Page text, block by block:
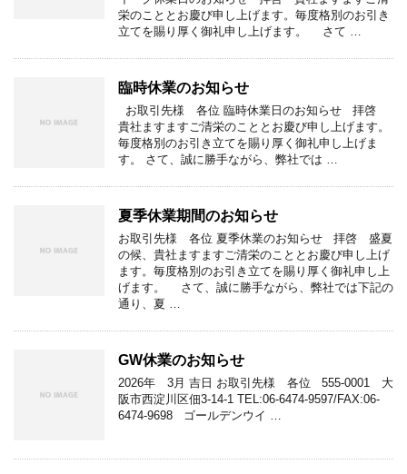
栄のこととお慶び申し上げます。毎度格別のお引き
立てを賜り厚く御礼申し上げます。 さて …
臨時休業のお知らせ
お取引先様 各位 臨時休業日のお知らせ 拝啓
貴社ますますご清栄のこととお慶び申し上げます。
毎度格別のお引き立てを賜り厚く御礼申し上げま
す。 さて、誠に勝手ながら、弊社では …
夏季休業期間のお知らせ
お取引先様 各位 夏季休業のお知らせ 拝啓 盛夏
の候、貴社ますますご清栄のこととお慶び申し上げ
ます。毎度格別のお引き立てを賜り厚く御礼申し上
げます。 さて、誠に勝手ながら、弊社では下記の
通り、夏 …
GW休業のお知らせ
2026年 3月 吉日 お取引先様 各位 555-0001 大
阪市西淀川区佃3-14-1 TEL:06-6474-9597/FAX:06-
6474-9698 ゴールデンウイ …